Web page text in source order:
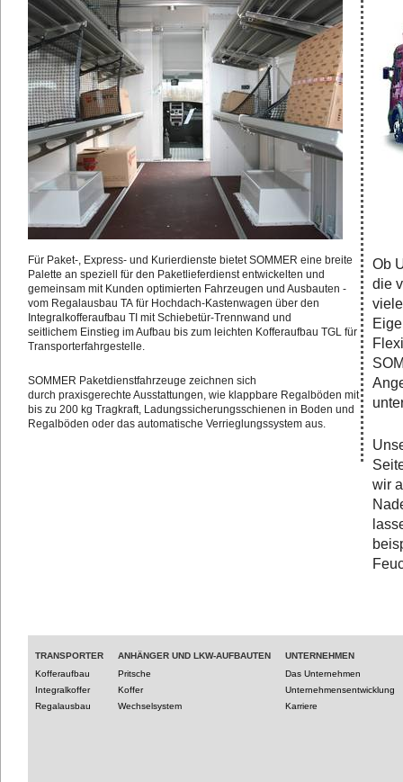
Für Paket-, Express- und Kurierdienste bietet SOMMER eine breite
Palette an speziell für den Paketlieferdienst entwickelten und
gemeinsam mit Kunden optimierten Fahrzeugen und Ausbauten -
vom Regalausbau TA für Hochdach-Kastenwagen über den
Integralkofferaufbau TI mit Schiebetür-Trennwand und
seitlichem Einstieg im Aufbau bis zum leichten Kofferaufbau TGL für
Transporterfahrgestelle.
SOMMER Paketdienstfahrzeuge zeichnen sich
durch praxisgerechte Ausstattungen, wie klappbare Regalböden mit
bis zu 200 kg Tragkraft, Ladungssicherungsschienen in Boden und
Regalböden oder das automatische Verrieglungssystem aus.
Ob
die
wir
TRANSPORTER
Kofferaufbau
Integralkoffer
Regalausbau
ANHÄNGER UND LKW-AUFBAUTEN
Pritsche
Koffer
Wechselsystem
UNTERNEHMEN
Das Unternehmen
Unternehmensentwicklung
Karriere